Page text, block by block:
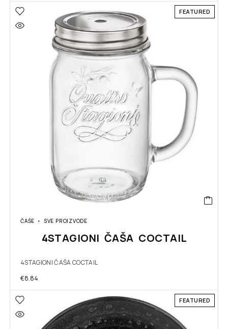
FEATURED
ČAŠE SVE PROIZVODE
4STAGIONI ČAŠA COCTAIL
4STAGIONI ČAŠA COCTAIL
€8.84
FEATURED